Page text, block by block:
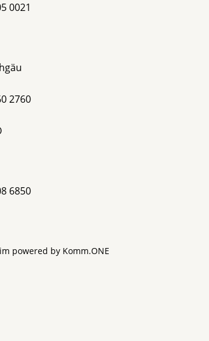
0021
2760
6850
powered by Komm.ONE